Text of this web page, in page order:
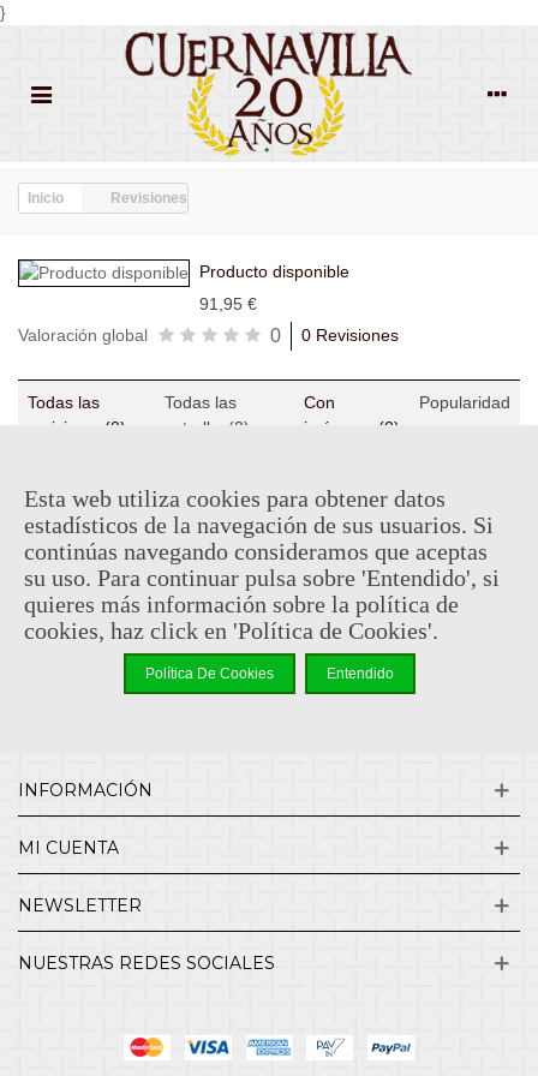
}
Inicio Revisiones
Producto disponible
91,95 €
Valoración global
0 0 Revisiones
Todas las
revisiones (0)
Todas las
estrellas (0)
Con
imágenes (0)
Popularidad
Sin comentarios
¿QUIENES SOMOS?
ENVÍOS Y DEVOLUCIONES
INFORMACIÓN
MI CUENTA
NEWSLETTER
NUESTRAS REDES SOCIALES
Esta web utiliza cookies para obtener datos
estadísticos de la navegación de sus usuarios. Si
continúas navegando consideramos que aceptas
su uso. Para continuar pulsa sobre 'Entendido', si
quieres más información sobre la política de
cookies, haz click en 'Política de Cookies'.
Política De Cookies Entendido